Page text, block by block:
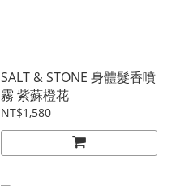
SALT & STONE 身體髮香噴
霧 紫蘇橙花
NT$1,580